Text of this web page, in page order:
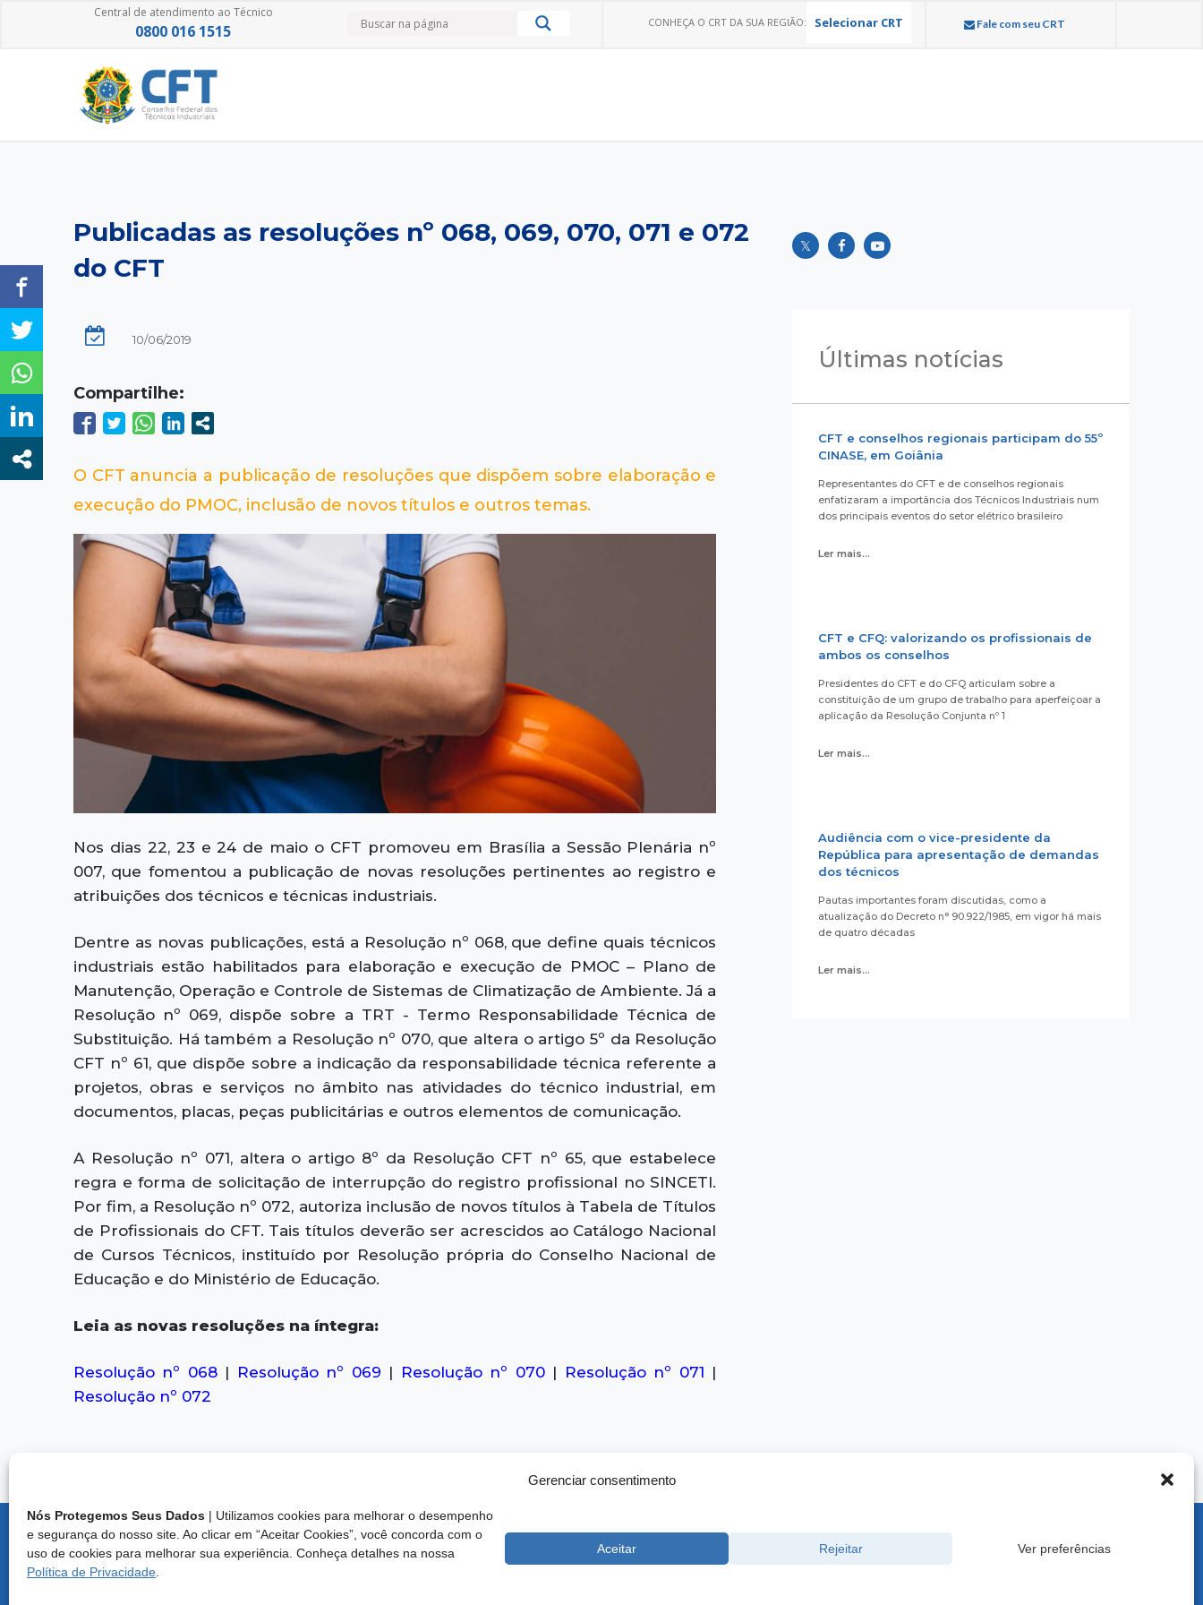
Gerenciar consentimento
Nós Protegemos Seus Dados | Utilizamos cookies para melhorar o desempenho
e segurança do nosso site. Ao clicar em “Aceitar Cookies”, você concorda com o
uso de cookies para melhorar sua experiência. Conheça detalhes na nossa
Política de Privacidade
Aceitar Rejeitar Ver preferências
Central de atendimento ao Técnico
0800 016 1515 CONHEÇA O CRT DA SUA REGIÃO: Selecionar CRT Fale com seu CRT
Publicadas as resoluções nº 068, 069, 070, 071 e 072
do CFT
10/06/2019
Compartilhe:
O CFT anuncia a publicação de resoluções que dispõem sobre elaboração e
execução do PMOC, inclusão de novos títulos e outros temas.
Nos dias 22, 23 e 24 de maio o CFT promoveu em Brasília a Sessão Plenária nº
007, que fomentou a publicação de novas resoluções pertinentes ao registro e
atribuições dos técnicos e técnicas industriais.
Dentre as novas publicações, está a Resolução nº 068, que define quais técnicos
industriais estão habilitados para elaboração e execução de PMOC – Plano de
Manutenção, Operação e Controle de Sistemas de Climatização de Ambiente. Já a
Resolução nº 069, dispõe sobre a TRT - Termo Responsabilidade Técnica de
Substituição. Há também a Resolução nº 070, que altera o artigo 5º da Resolução
CFT nº 61, que dispõe sobre a indicação da responsabilidade técnica referente a
projetos, obras e serviços no âmbito nas atividades do técnico industrial, em
documentos, placas, peças publicitárias e outros elementos de comunicação.
A Resolução nº 071, altera o artigo 8º da Resolução CFT nº 65, que estabelece
regra e forma de solicitação de interrupção do registro profissional no SINCETI.
Por fim, a Resolução nº 072, autoriza inclusão de novos títulos à Tabela de Títulos
de Profissionais do CFT. Tais títulos deverão ser acrescidos ao Catálogo Nacional
de Cursos Técnicos, instituído por Resolução própria do Conselho Nacional de
Educação e do Ministério de Educação.
Leia as novas resoluções na íntegra:
Resolução nº 068| Resolução nº 069 | Resolução nº 070| Resolução nº 071 |
Resolução nº 072
Últimas notícias
CFT e conselhos regionais participam do 55º
CINASE, em Goiânia
Representantes do CFT e de conselhos regionais
enfatizaram a importância dos Técnicos Industriais num
dos principais eventos do setor elétrico brasileiro
Ler mais...
CFT e CFQ: valorizando os profissionais de
ambos os conselhos
Presidentes do CFT e do CFQ articulam sobre a
constituição de um grupo de trabalho para aperfeiçoar a
aplicação da Resolução Conjunta nº 1
Ler mais...
Audiência com o vice-presidente da
República para apresentação de demandas
dos técnicos
Pautas importantes foram discutidas, como a
atualização do Decreto n° 90.922/1985, em vigor há mais
de quatro décadas
Ler mais...
Endereço: SCS, Quadra 02, Bloco D, Ed. Oscar Niemeyer, 9º Andar CEP 70.316-900 -
Brasília/DF